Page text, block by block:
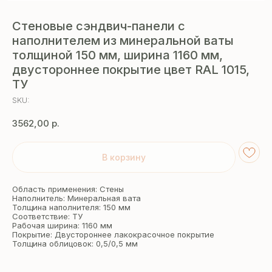
Стеновые сэндвич-панели с
наполнителем из минеральной ваты
толщиной 150 мм, ширина 1160 мм,
двустороннее покрытие цвет RAL 1015,
ТУ
SKU:
3562,00 р.
В корзину
Область применения: Стены
Наполнитель: Минеральная вата
Толщина наполнителя: 150 мм
Соответствие: ТУ
Рабочая ширина: 1160 мм
Покрытие: Двустороннее лакокрасочное покрытие
Толщина облицовок: 0,5/0,5 мм